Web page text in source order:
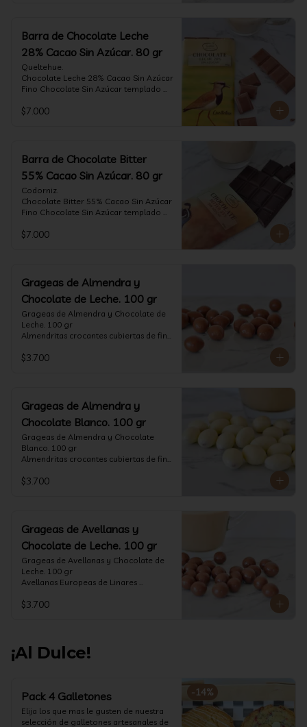
Barra de Chocolate Leche
28% Cacao Sin Azúcar. 80 gr
Queltehue.
Chocolate Leche 28% Cacao Sin Azúcar
Fino Chocolate Sin Azúcar templado
aterciopelado de frutas rojas y cacao
$7.000
Barra de Chocolate Bitter
55% Cacao Sin Azúcar. 80 gr
Codorniz.
Chocolate Bitter 55% Cacao Sin Azúcar
Fino Chocolate Sin Azúcar templado
aterciopelado de frutas rojas y cacao
$7.000
Grageas de Almendra y
Chocolate de Leche. 100 gr
Grageas de Almendra y Chocolate de
Leche. 100 gr
Almendritas crocantes cubiertas de fino
Formato: Bolsa 100 gramos
$3.700
Grageas de Almendra y
Chocolate Blanco. 100 gr
Grageas de Almendra y Chocolate
Blanco. 100 gr
Almendritas crocantes cubiertas de fino
Formato: Bolsa 100 gramos
$3.700
Grageas de Avellanas y
Chocolate de Leche. 100 gr
Grageas de Avellanas y Chocolate de
Leche. 100 gr
Avellanas Europeas de Linares
de leche.
$3.700
¡Al Dulce!
-14%
Pack 4 Galletones
Elija los que mas le gusten de nuestra
selección de galletones artesanales de